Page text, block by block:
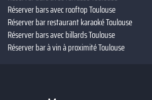
Réserver bars avec rooftop Toulouse
Réserver bar restaurant karaoké Toulouse
Réserver bars avec billards Toulouse
Réserver bar à vin à proximité Toulouse